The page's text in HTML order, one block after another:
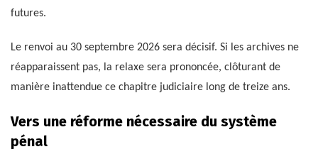
futures.
Le renvoi au 30 septembre 2026 sera décisif. Si les archives ne
réapparaissent pas, la relaxe sera prononcée, clôturant de
manière inattendue ce chapitre judiciaire long de treize ans.
Vers une réforme nécessaire du système
pénal